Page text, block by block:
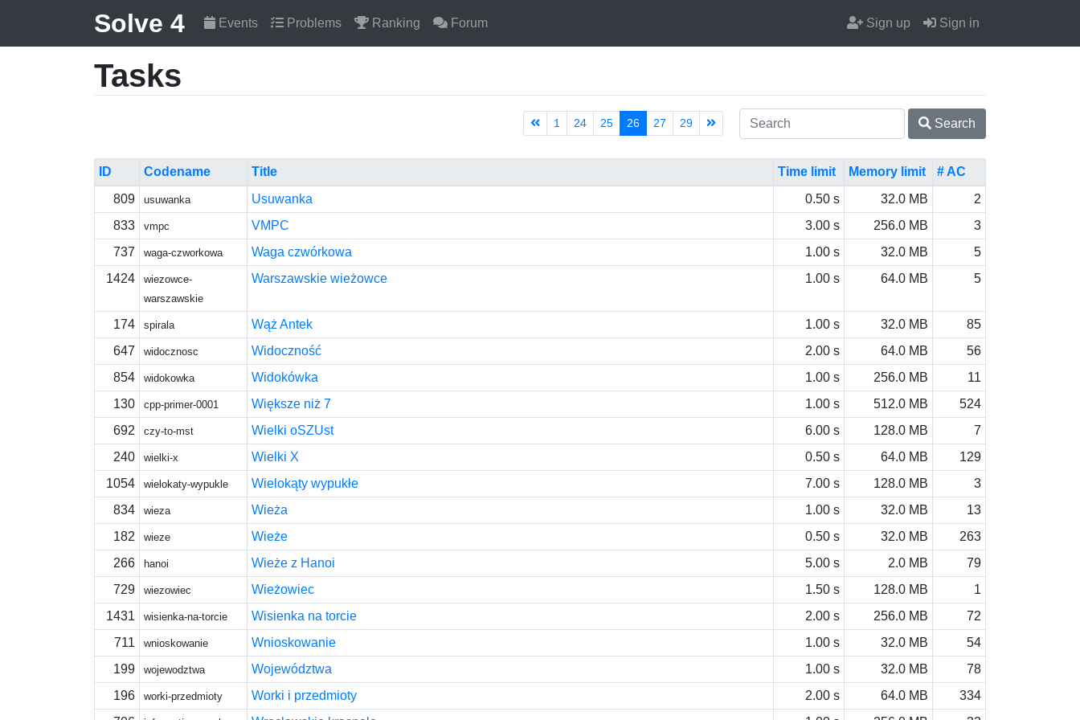
Solve 4 Events Problems Ranking Forum Sign up Sign in
Tasks
1 24 25 26 27 29 Search
ID Codename Title Time limit Memory limit
# AC
809
usuwanka Usuwanka 0.50 s 32.0 MB
2
833
vmpc VMPC 3.00 s 256.0 MB
3
737
waga-czworkowa Waga czwórkowa 1.00 s 32.0 MB
5
1424
wiezowce-
warszawskie
Warszawskie wieżowce 1.00 s 64.0 MB 5
174 spirala Wąż Antek 1.00 s 32.0 MB
85
647
widocznosc Widoczność 2.00 s 64.0 MB
56
854
widokowka Widokówka 1.00 s 256.0 MB
11
130
cpp-primer-0001 Większe niż 7 1.00 s 512.0 MB
524
692
czy-to-mst Wielki oSZUst 6.00 s 128.0 MB
7
240
wielki-x Wielki X 0.50 s 64.0 MB
129
1054
wielokaty-wypukle Wielokąty wypukłe 7.00 s 128.0 MB
3
834
wieza Wieża 1.00 s 32.0 MB
13
182
wieze Wieże 0.50 s 32.0 MB
263
266
hanoi Wieże z Hanoi 5.00 s 2.0 MB
79
729
wiezowiec Wieżowiec 1.50 s 128.0 MB
1
1431
wisienka-na-torcie Wisienka na torcie 2.00 s 256.0 MB
72
711
wnioskowanie Wnioskowanie 1.00 s 32.0 MB
54
199
wojewodztwa Województwa 1.00 s 32.0 MB
78
196
worki-przedmioty Worki i przedmioty 2.00 s 64.0 MB
334